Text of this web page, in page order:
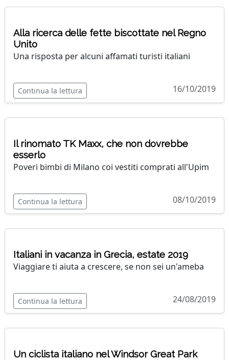
Alla ricerca delle fette biscottate nel Regno
Unito
Una risposta per alcuni affamati turisti italiani
Continua la lettura 16/10/2019
Il rinomato TK Maxx, che non dovrebbe
esserlo
Poveri bimbi di Milano coi vestiti comprati all'Upim
Continua la lettura 08/10/2019
Italiani in vacanza in Grecia, estate 2019
Viaggiare ti aiuta a crescere, se non sei un'ameba
Continua la lettura 24/08/2019
Un ciclista italiano nel Windsor Great Park